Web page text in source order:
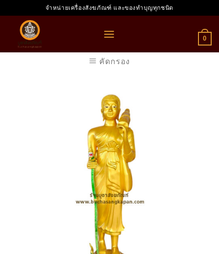
to
content
จำหน่ายเครื่องสังฆภัณฑ์ และของทำบุญทุกชนิด
0
คัดกรอง